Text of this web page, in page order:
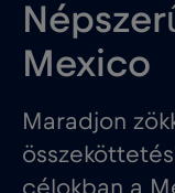
Mexico
Maradjon
célokban a